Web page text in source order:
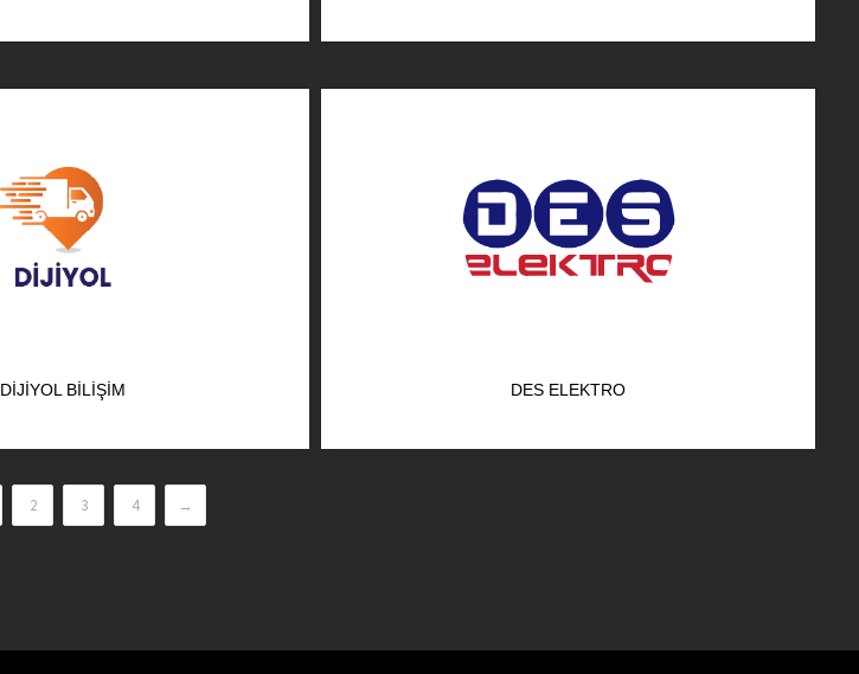
DIJIYOL BILIŞIM DES ELEKTRO
2 3 4 →